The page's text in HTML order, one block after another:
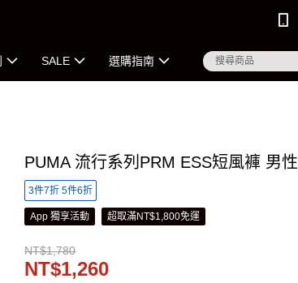
SALE 選購指南
PUMA 流行系列PRM ESS短風褲 男性
3件7折 5件6折
App 獨享活動 超取滿NT$1,800免運
NT$1,780
NT$1,260